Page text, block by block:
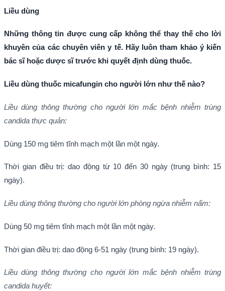
Liều dùng
Những thông tin được cung cấp không thể thay thế cho lời
khuyên của các chuyên viên y tế. Hãy luôn tham khảo ý kiến
bác sĩ hoặc dược sĩ trước khi quyết định dùng thuốc.
Liều dùng thuốc micafungin cho người lớn như thế nào?
Liều dùng thông thường cho người lớn mắc bệnh nhiễm trùng
candida thực quản:
Dùng 150 mg tiêm tĩnh mạch một lần một ngày.
Thời gian điều trị: dao động từ 10 đến 30 ngày (trung bình: 15
ngày).
Liều dùng thông thường cho người lớn phòng ngừa nhiễm nấm:
Dùng 50 mg tiêm tĩnh mạch một lần một ngày.
Thời gian điều trị: dao động 6-51 ngày (trung bình: 19 ngày).
Liều dùng thông thường cho người lớn mắc bệnh nhiễm trùng
candida huyết: